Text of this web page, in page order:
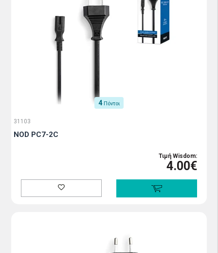
4 Πόντοι
31103
NOD PC7-2C
Τιμή Wisdom:
4.00€